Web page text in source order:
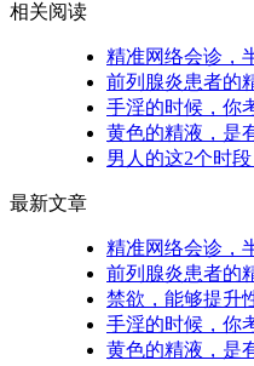
相关阅读
精准网络会诊，
前列腺炎患者的
手淫的时候，你
黄色的精液，是
男人的这2个时
最新文章
精准网络会诊，
前列腺炎患者的
禁欲，能够提升
手淫的时候，你
黄色的精液，是